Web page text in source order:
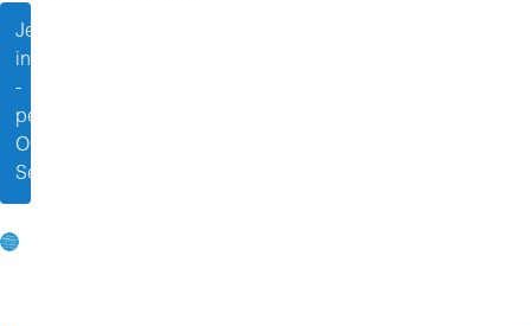
Jetzt
informieren
-
per
Online-
Seminar